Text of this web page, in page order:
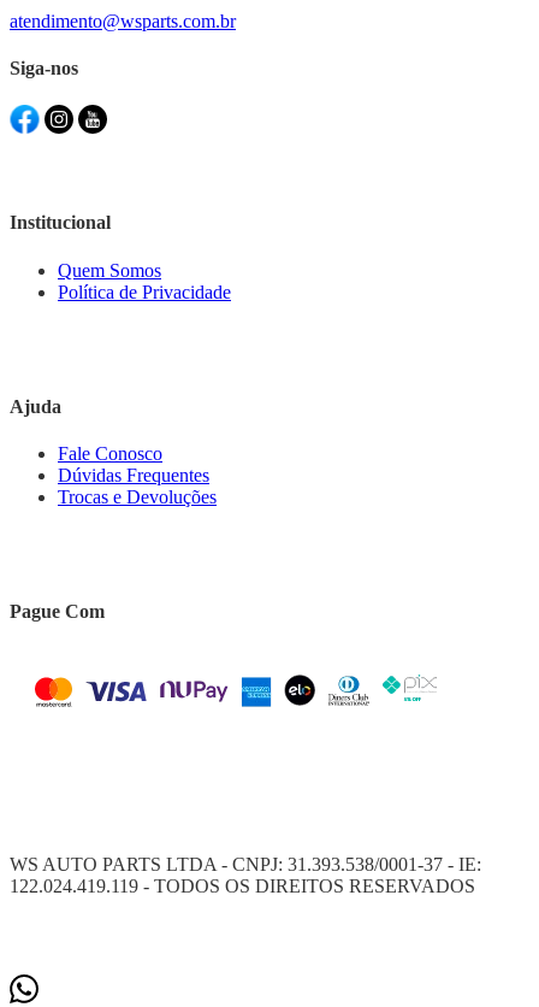
atendimento@wsparts.com.br
Siga-nos
Institucional
Quem Somos
Política de Privacidade
Ajuda
Fale Conosco
Dúvidas Frequentes
Trocas e Devoluções
Pague Com
WS AUTO PARTS LTDA - CNPJ: 31.393.538/0001-37 - IE:
122.024.419.119 - TODOS OS DIREITOS RESERVADOS